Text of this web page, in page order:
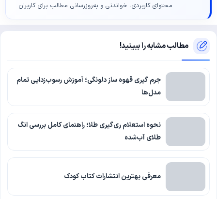
محتوای کاربردی، خواندنی و به‌روزرسانی مطالب برای کاربران.
مطالب مشابه را ببینید!
جرم گیری قهوه ساز دلونگی؛ آموزش رسوب‌زدایی تمام
مدل‌ها
نحوه استعلام ری‌گیری طلا؛ راهنمای کامل بررسی انگ
طلای آب‌شده
معرفی بهترین انتشارات کتاب کودک